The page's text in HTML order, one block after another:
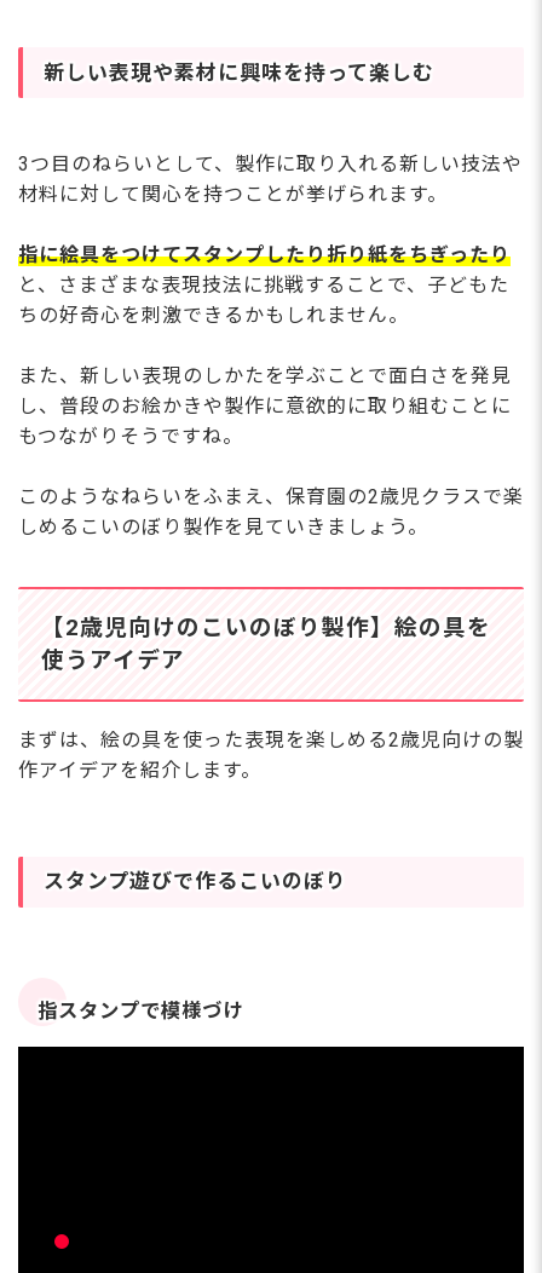
新しい表現や素材に興味を持って楽しむ
3つ目のねらいとして、製作に取り入れる新しい技法や
材料に対して関心を持つことが挙げられます。
指に絵具をつけてスタンプしたり折り紙をちぎったり
と、さまざまな表現技法に挑戦することで、子どもた
ちの好奇心を刺激できるかもしれません。
また、新しい表現のしかたを学ぶことで面白さを発見
し、普段のお絵かきや製作に意欲的に取り組むことに
もつながりそうですね。
このようなねらいをふまえ、保育園の2歳児クラスで楽
しめるこいのぼり製作を見ていきましょう。
【2歳児向けのこいのぼり製作】絵の具を
使うアイデア
まずは、絵の具を使った表現を楽しめる2歳児向けの製
作アイデアを紹介します。
スタンプ遊びで作るこいのぼり
指スタンプで模様づけ